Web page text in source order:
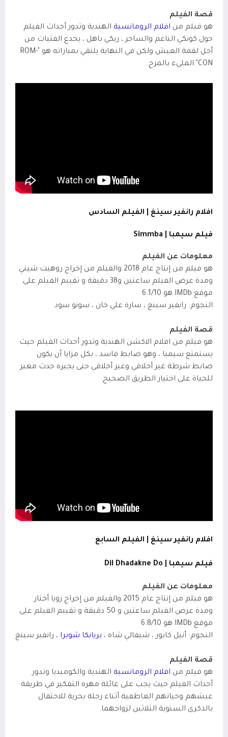
قصة الفيلم
هو فيلم من افلام الرومانسية الهندية وتدور أحداث الفيلم
حول كونكي الناعم والساحر ، ريكي باهل ، يخدع الفتيات من
أجل لقمة العيش ولكن في النهاية يلتقي بمباراته هو "ROM-
CON" المليء بالمرح.
افلام رانفير سينغ | الفيلم السادس
فيلم سيمبا | Simmba
معلومات عن الفيلم
هو فيلم من إنتاج عام 2018 والفيلم من إخراج روهيت شيتي
ومدة عرض الفيلم ساعتين و38 دقيقة و تقييم الفيلم على
موقع IMDb
هو 6.1/10
النجوم: رانفير سينغ ، سارة علي خان ، سونو سود
قصة الفيلم
هو فيلم من افلام الاكشن الهندية وتدور أحداث الفيلم حيث
يستمتع سيمبا ، وهو ضابط فاسد ، بكل مزايا أن يكون
ضابط شرطة غير أخلاقي وغير أخلاقي حتى يجبره حدث مغير
للحياة على اختيار الطريق الصحيح.
افلام رانفير سينغ | الفيلم السابع
فيلم سيمبا | Dil Dhadakne Do
معلومات عن الفيلم
هو فيلم من إنتاج عام 2015 والفيلم من إخراج زويا أختار
ومدة عرض الفيلم ساعتين و 50 دقيقة و تقييم الفيلم على
موقع IMDb
هو 6.8/10
النجوم: أنيل كابور ، شيفالي شاه ، بريانكا شوبرا ، رانفير سينغ
قصة الفيلم
هو فيلم من افلام الرومانسية الهندية والكوميديا وتدور
أحداث الفيلم حيث يجب على عائلة مهره التفكير في طريقة
عيشهم وحياتهم العاطفية أثناء رحلة بحرية للاحتفال
بالذكرى السنوية الثلاثين لزواجهما.